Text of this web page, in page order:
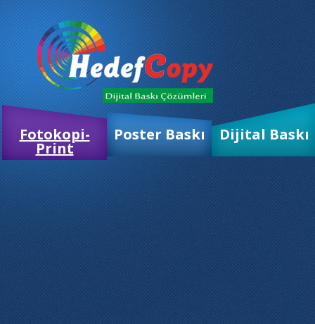
Fotokopi-
Print
Poster Baskı Dijital Baskı